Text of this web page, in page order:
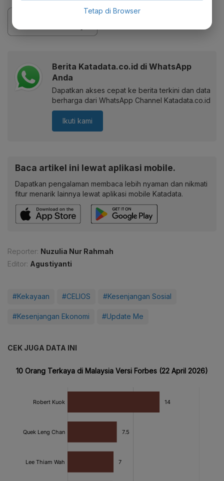
Berita Katadata.co.id di WhatsApp
Anda
Dapatkan akses cepat ke berita terkini dan data
berharga dari WhatsApp Channel Katadata.co.id
Ikuti kami
Baca artikel ini lewat aplikasi mobile.
Dapatkan pengalaman membaca lebih nyaman dan nikmati
fitur menarik lainnya lewat aplikasi mobile Katadata.
Reporter: Nuzulia Nur Rahmah
Editor: Agustiyanti
#Kekayaan #CELIOS #Kesenjangan Sosial
#Kesenjangan Ekonomi #Update Me
CEK JUGA DATA INI
Tetap di Browser